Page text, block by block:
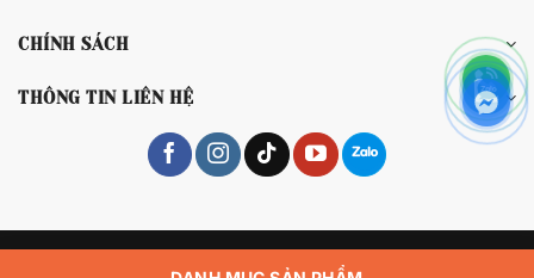
CHÍNH SÁCH
THÔNG TIN LIÊN HỆ
Copyright 2026 © Siêu Thị Thế Giới Nội Thất